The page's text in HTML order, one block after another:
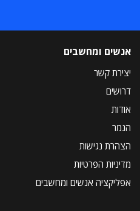
אנשים ומחשבים
יצירת קשר
דרושים
אודות
הנמר
הצהרת נגישות
מדיניות הפרטיות
אפליקציה אנשים ומחשבים